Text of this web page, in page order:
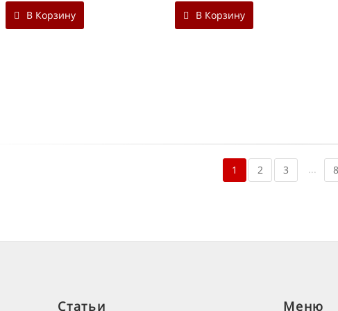
В Корзину В Корзину
1 2 3 ... 8
Статьи Меню